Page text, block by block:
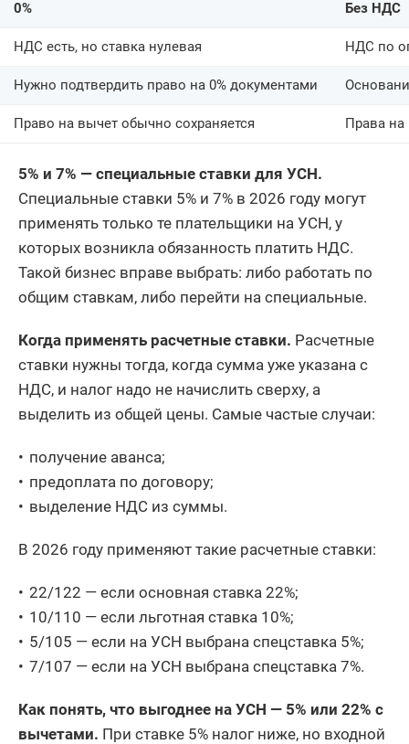
0% Без НДС
НДС есть, но ставка нулевая НДС по
Нужно подтвердить право на 0% документами
Право на вычет обычно сохраняется Права на
5% и 7% — специальные ставки для УСН.
Специальные ставки 5% и 7% в 2026 году могут
применять только те плательщики на УСН, у
которых возникла обязанность платить НДС.
Такой бизнес вправе выбрать: либо работать по
общим ставкам, либо перейти на специальные.
Когда применять расчетные ставки. Расчетные
ставки нужны тогда, когда сумма уже указана с
НДС, и налог надо не начислить сверху, а
выделить из общей цены. Самые частые случаи:
получение аванса;
предоплата по договору;
выделение НДС из суммы.
В 2026 году применяют такие расчетные ставки:
22/122 — если основная ставка 22%;
10/110 — если льготная ставка 10%;
5/105 — если на УСН выбрана спецставка 5%;
7/107 — если на УСН выбрана спецставка 7%.
Как понять, что выгоднее на УСН — 5% или 22% с
вычетами. При ставке 5% налог ниже, но входной